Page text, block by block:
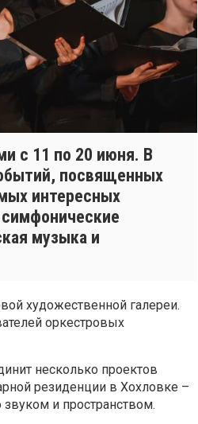
с 11 по 20 июня. В
посвященных
интересных
музыка и
художественной галереи.
оркестровых
несколько проектов
резиденции в Хохловке –
и пространством.